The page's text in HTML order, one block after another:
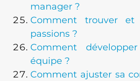
manager ?
Comment trouver et
passions ?
Comment
équipe ?
Comment ajuster sa